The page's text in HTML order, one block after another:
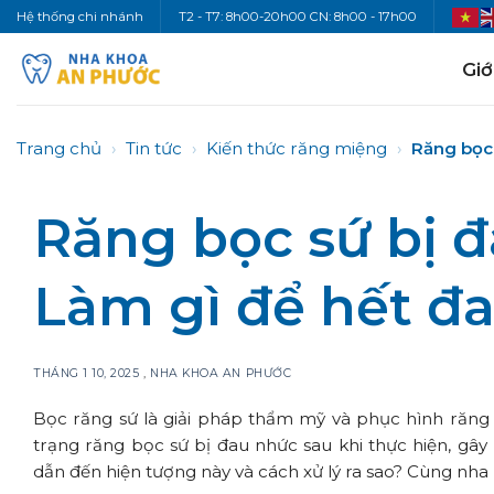
Bỏ
qua
nội
Hệ thống chi nhánh T2 - T7: 8h00-20h00 CN: 8h00 - 17h00
Trang chủ › Tin tức › Kiến thức răng miệng › Răng
Răng bọc sứ bị
Làm gì để hết
THÁNG 1 10, 2025 , NHA KHOA AN PHƯỚC
Bọc răng sứ là giải pháp thẩm mỹ và phục hình
trạng răng bọc sứ bị đau nhức sau khi thực hiện,
dẫn đến hiện tượng này và cách xử lý ra sao? Cùng